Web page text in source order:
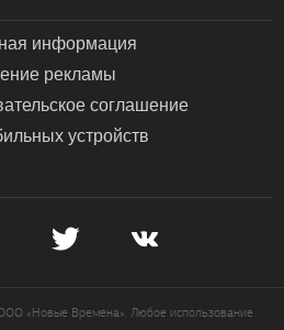
информация
рекламы
соглашение
устройств
«Новые Времена». Любое использование